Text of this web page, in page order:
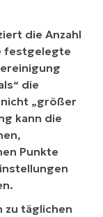
die Anzahl
festgelegte
die
„größer
kann die
Punkte
zu täglichen